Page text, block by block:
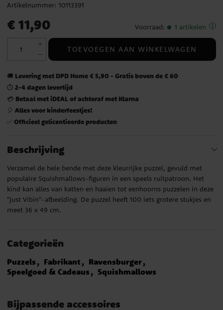
Artikelnummer: 10113391
Prijs:€ 11,90
€ 11,90 Voorraad: 1 artikelen
TOEVOEGEN AAN WINKELWAGEN
🚚 Levering met DPD Home € 5,90 - Gratis boven de € 60
⏱️ 2-4 dagen levertijd
💳 Betaal met iDEAL of achteraf met Klarna
🎈 Alles voor kinderfeestjes!
✅ Officieel gelicentieerde producten
Beschrijving
Verzamel de hele bende met deze kleurrijke puzzel, gevuld met
populaire Squishmallows-figuren in een speels ruitpatroon. Het
kind kan alles van katten en haaien tot eenhoorns puzzelen in deze
"Just Vibin"-afbeelding. De puzzel heeft 100 iets grotere stukjes en
meet 36 x 49 cm.
Categorieën
Puzzels Fabrikant
Ravensburger
Speelgoed & Cadeaus
Squishmallows
Bijpassende accessoires